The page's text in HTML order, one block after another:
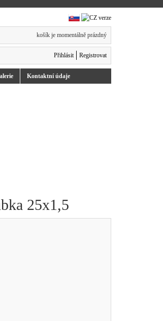
košík je momentálně prázdný
Přihlásit Registrovat
Kontaktní údaje
25x1,5